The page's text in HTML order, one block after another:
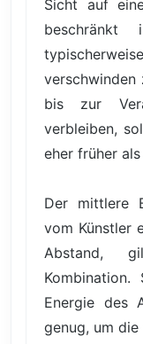
Sicht auf
beschränkt
bis zur
verbleiben,
eher früher
Der mittlere
vom Künstler
Abstand,
Energie des
genug, um die